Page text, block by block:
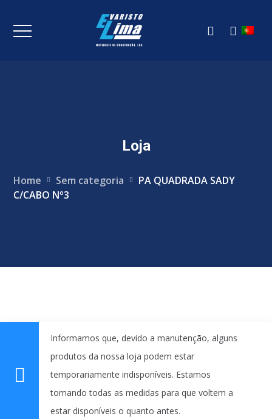
Loja
Home Sem categoria
PA QUADRADA SADY
C/CABO Nº3
Informamos que, devido a manutenção, alguns
produtos da nossa loja podem estar
temporariamente indisponíveis. Estamos
tomando todas as medidas para que voltem a
estar disponíveis o quanto antes.